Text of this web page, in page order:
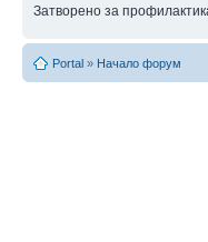
Затворено за
Portal » Начало форум